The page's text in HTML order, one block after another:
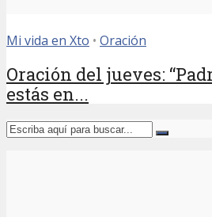
Mi vida en Xto • Oración
Oración del jueves:
estás en...